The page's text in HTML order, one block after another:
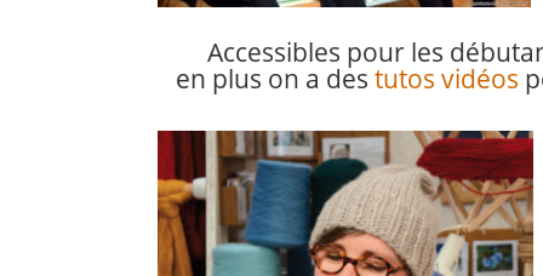
Accessibles pour les
en plus on a des tutos vidéos